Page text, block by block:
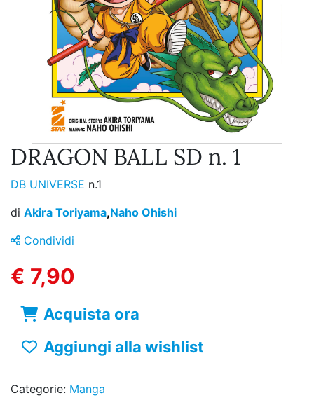
DRAGON BALL SD n. 1
DB UNIVERSE n.1
di Akira Toriyama,Naho Ohishi
Condividi
€ 7,90
Acquista ora
Aggiungi alla wishlist
Categorie: Manga